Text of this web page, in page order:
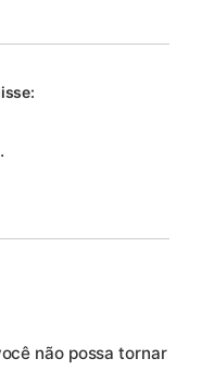
não possa tornar